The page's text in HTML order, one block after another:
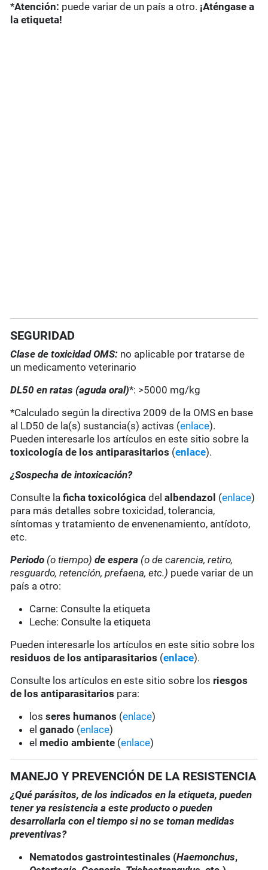
*Atención: puede variar de un país a otro. ¡Aténgase a
la etiqueta!
SEGURIDAD
Clase de toxicidad OMS: no aplicable por tratarse de
un medicamento veterinario
DL50 en ratas (aguda oral)*: >5000 mg/kg
*Calculado según la directiva 2009 de la OMS en base
al LD50 de la(s) sustancia(s) activas (enlace).
Pueden interesarle los artículos en este sitio sobre la
toxicología de los antiparasitarios (enlace).
¿Sospecha de intoxicación?
Consulte laficha toxicológica delalbendazol (enlace)
para más detalles sobre toxicidad, tolerancia,
síntomas y tratamiento de envenenamiento, antídoto,
etc.
Periodo (o tiempo) de espera (o de carencia, retiro,
resguardo, retención, prefaena, etc.) puede variar de un
país a otro:
Carne: Consulte la etiqueta
Leche: Consulte la etiqueta
Pueden interesarle los artículos en este sitio sobre los
residuos de los antiparasitarios (enlace).
Consulte los artículos en este sitio sobre los riesgos
de los antiparasitarios para:
losseres humanos (enlace)
elganado (enlace)
el medio ambiente (enlace)
MANEJO Y PREVENCIÓN DE LA RESISTENCIA
¿Qué parásitos, de los indicados en la etiqueta, pueden
tener ya resistencia a este producto o pueden
desarrollarla con el tiempo si no se toman medidas
preventivas?
Nematodos gastrointestinales (Haemonchus,